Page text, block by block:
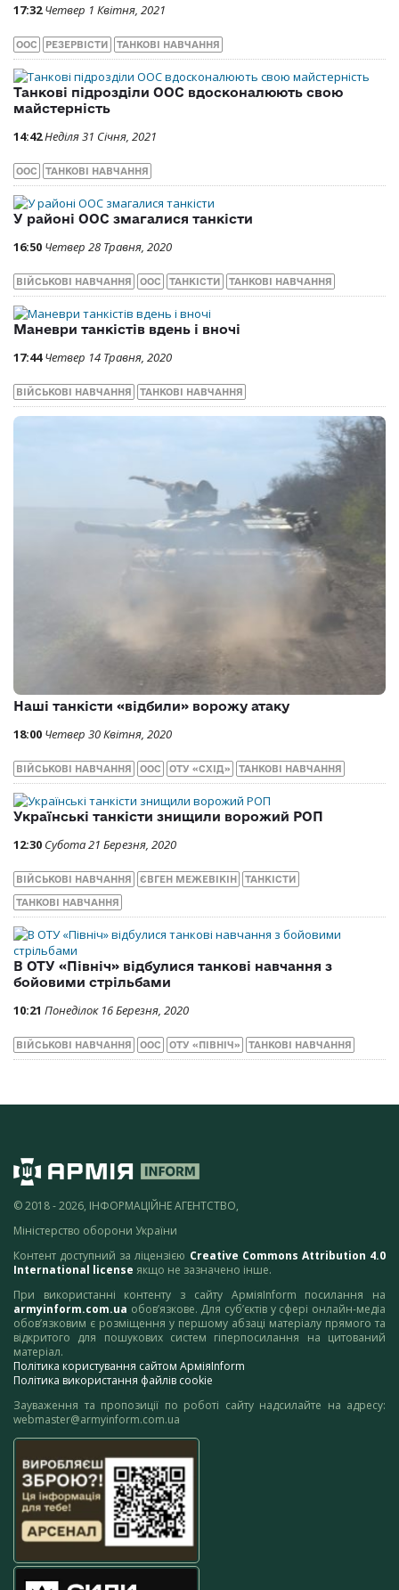
17:32 Четвер 1 Квітня, 2021
ООС РЕЗЕРВІСТИ ТАНКОВІ НАВЧАННЯ
Танкові підрозділи ООС вдосконалюють свою
майстерність
14:42Неділя 31 Січня, 2021
ООС ТАНКОВІ НАВЧАННЯ
У районі ООС змагалися танкісти
16:50 Четвер 28 Травня, 2020
ВІЙСЬКОВІ НАВЧАННЯ ООС ТАНКІСТИ ТАНКОВІ НАВЧАННЯ
Маневри танкістів вдень і вночі
17:44 Четвер 14 Травня, 2020
ВІЙСЬКОВІ НАВЧАННЯ ТАНКОВІ НАВЧАННЯ
Наші танкісти «відбили» ворожу атаку
18:00 Четвер 30 Квітня, 2020
ВІЙСЬКОВІ НАВЧАННЯ ООС ОТУ «СХІД» ТАНКОВІ НАВЧАННЯ
Українські танкісти знищили ворожий РОП
12:30 Субота 21 Березня, 2020
ВІЙСЬКОВІ НАВЧАННЯ ЄВГЕН МЕЖЕВІКІН ТАНКІСТИ
ТАНКОВІ НАВЧАННЯ
В ОТУ «Північ» відбулися танкові навчання з
бойовими стрільбами
10:21 Понеділок 16 Березня, 2020
ВІЙСЬКОВІ НАВЧАННЯ ООС ОТУ «ПІВНІЧ» ТАНКОВІ НАВЧАННЯ
© 2018 - 2026, ІНФОРМАЦІЙНЕ АГЕНТСТВО,
Міністерство оборони України
Контент доступний за ліцензією Creative Commons Attribution 4.0
International license якщо не зазначено інше.
При використанні контенту з сайту АрміяInform посилання на
armyinform.com.ua обов’язкове. Для суб’єктів у сфері онлайн-медіа
обов’язковим є розміщення у першому абзаці матеріалу прямого та
відкритого для пошукових систем гіперпосилання на цитований
матеріал.
Політика користування сайтом АрміяInform
Політика використання файлів cookie
Зауваження та пропозиції по роботі сайту надсилайте на адресу:
webmaster@armyinform.com.ua